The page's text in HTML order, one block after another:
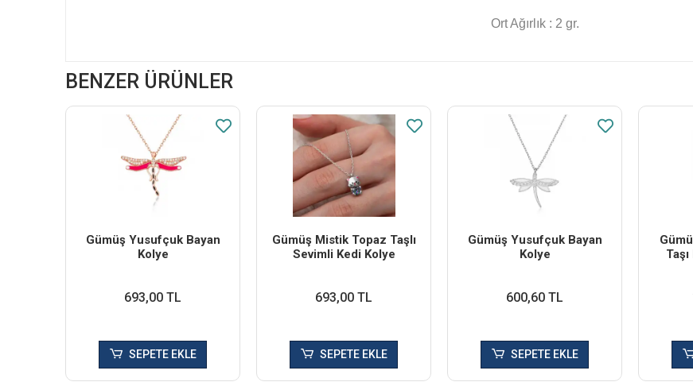
Ort Ağırlık : 2 gr.
BENZER ÜRÜNLER
Gümüş Yusufçuk Bayan
Kolye
693,00 TL
SEPETE EKLE
Gümüş Mistik Topaz Taşlı
Sevimli Kedi Kolye
693,00 TL
SEPETE EKLE
Gümüş Yusufçuk Bayan
Kolye
600,60 TL
SEPETE EKLE